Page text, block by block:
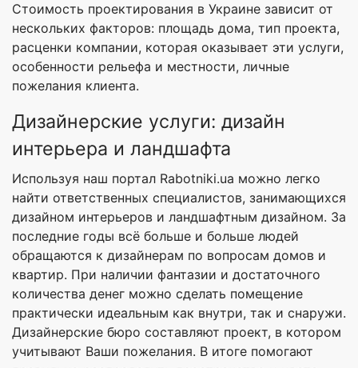
Стоимость проектирования в Украине зависит от
нескольких факторов: площадь дома, тип проекта,
расценки компании, которая оказывает эти услуги,
особенности рельефа и местности, личные
пожелания клиента.
Дизайнерские услуги: дизайн
интерьера и ландшафта
Используя наш портал Rabotniki.ua можно легко
найти ответственных специалистов, занимающихся
дизайном интерьеров и ландшафтным дизайном. За
последние годы всё больше и больше людей
обращаются к дизайнерам по вопросам домов и
квартир. При наличии фантазии и достаточного
количества денег можно сделать помещение
практически идеальным как внутри, так и снаружи.
Дизайнерские бюро составляют проект, в котором
учитывают Ваши пожелания. В итоге помогают